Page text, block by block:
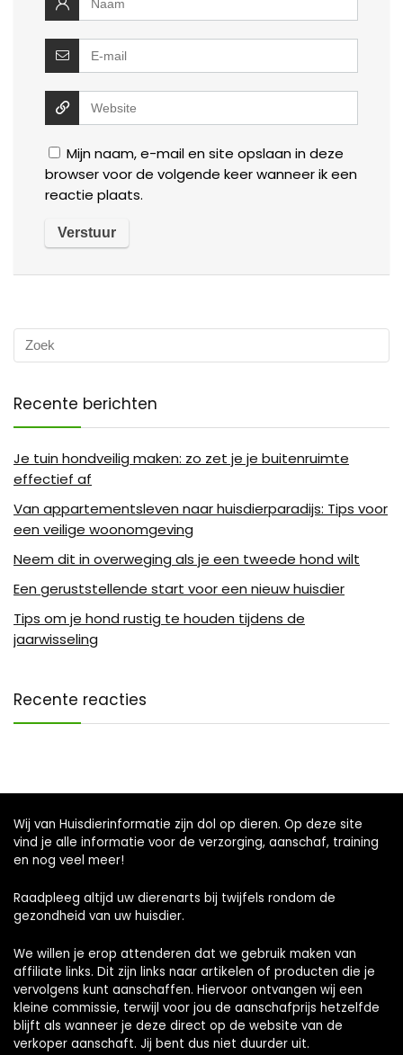
Mijn naam, e-mail en site opslaan in deze
browser voor de volgende keer wanneer ik een
reactie plaats.
Recente berichten
Je tuin hondveilig maken: zo zet je je buitenruimte
effectief af
Van appartementsleven naar huisdierparadijs: Tips voor
een veilige woonomgeving
Neem dit in overweging als je een tweede hond wilt
Een geruststellende start voor een nieuw huisdier
Tips om je hond rustig te houden tijdens de
jaarwisseling
Recente reacties
Wij van Huisdierinformatie zijn dol op dieren. Op deze site
vind je alle informatie voor de verzorging, aanschaf, training
en nog veel meer!
Raadpleeg altijd uw dierenarts bij twijfels rondom de
gezondheid van uw huisdier.
We willen je erop attenderen dat we gebruik maken van
affiliate links. Dit zijn links naar artikelen of producten die je
vervolgens kunt aanschaffen. Hiervoor ontvangen wij een
kleine commissie, terwijl voor jou de aanschafprijs hetzelfde
blijft als wanneer je deze direct op de website van de
verkoper aanschaft. Jij bent dus niet duurder uit.